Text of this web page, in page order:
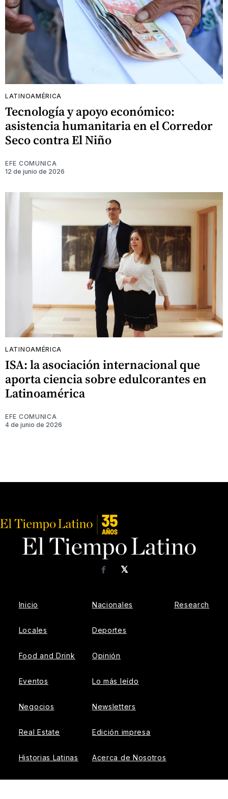
LATINOAMÉRICA
Tecnología y apoyo económico:
asistencia humanitaria en el Corredor
Seco contra El Niño
EFE COMUNICA
12 de junio de 2026
LATINOAMÉRICA
ISA: la asociación internacional que
aporta ciencia sobre edulcorantes en
Latinoamérica
EFE COMUNICA
4 de junio de 2026
𝕏
Facebook
Inicio
Locales
Food and Drink
Eventos
Negocios
Real Estate
Historias Latinas
Nacionales
Deportes
Opinión
Lo más leído
Newsletters
Edición impresa
Acerca de Nosotros
Research